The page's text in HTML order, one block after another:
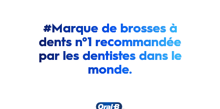
#Marque de brosses à
dents n°1 recommandée
par les dentistes dans le
monde.